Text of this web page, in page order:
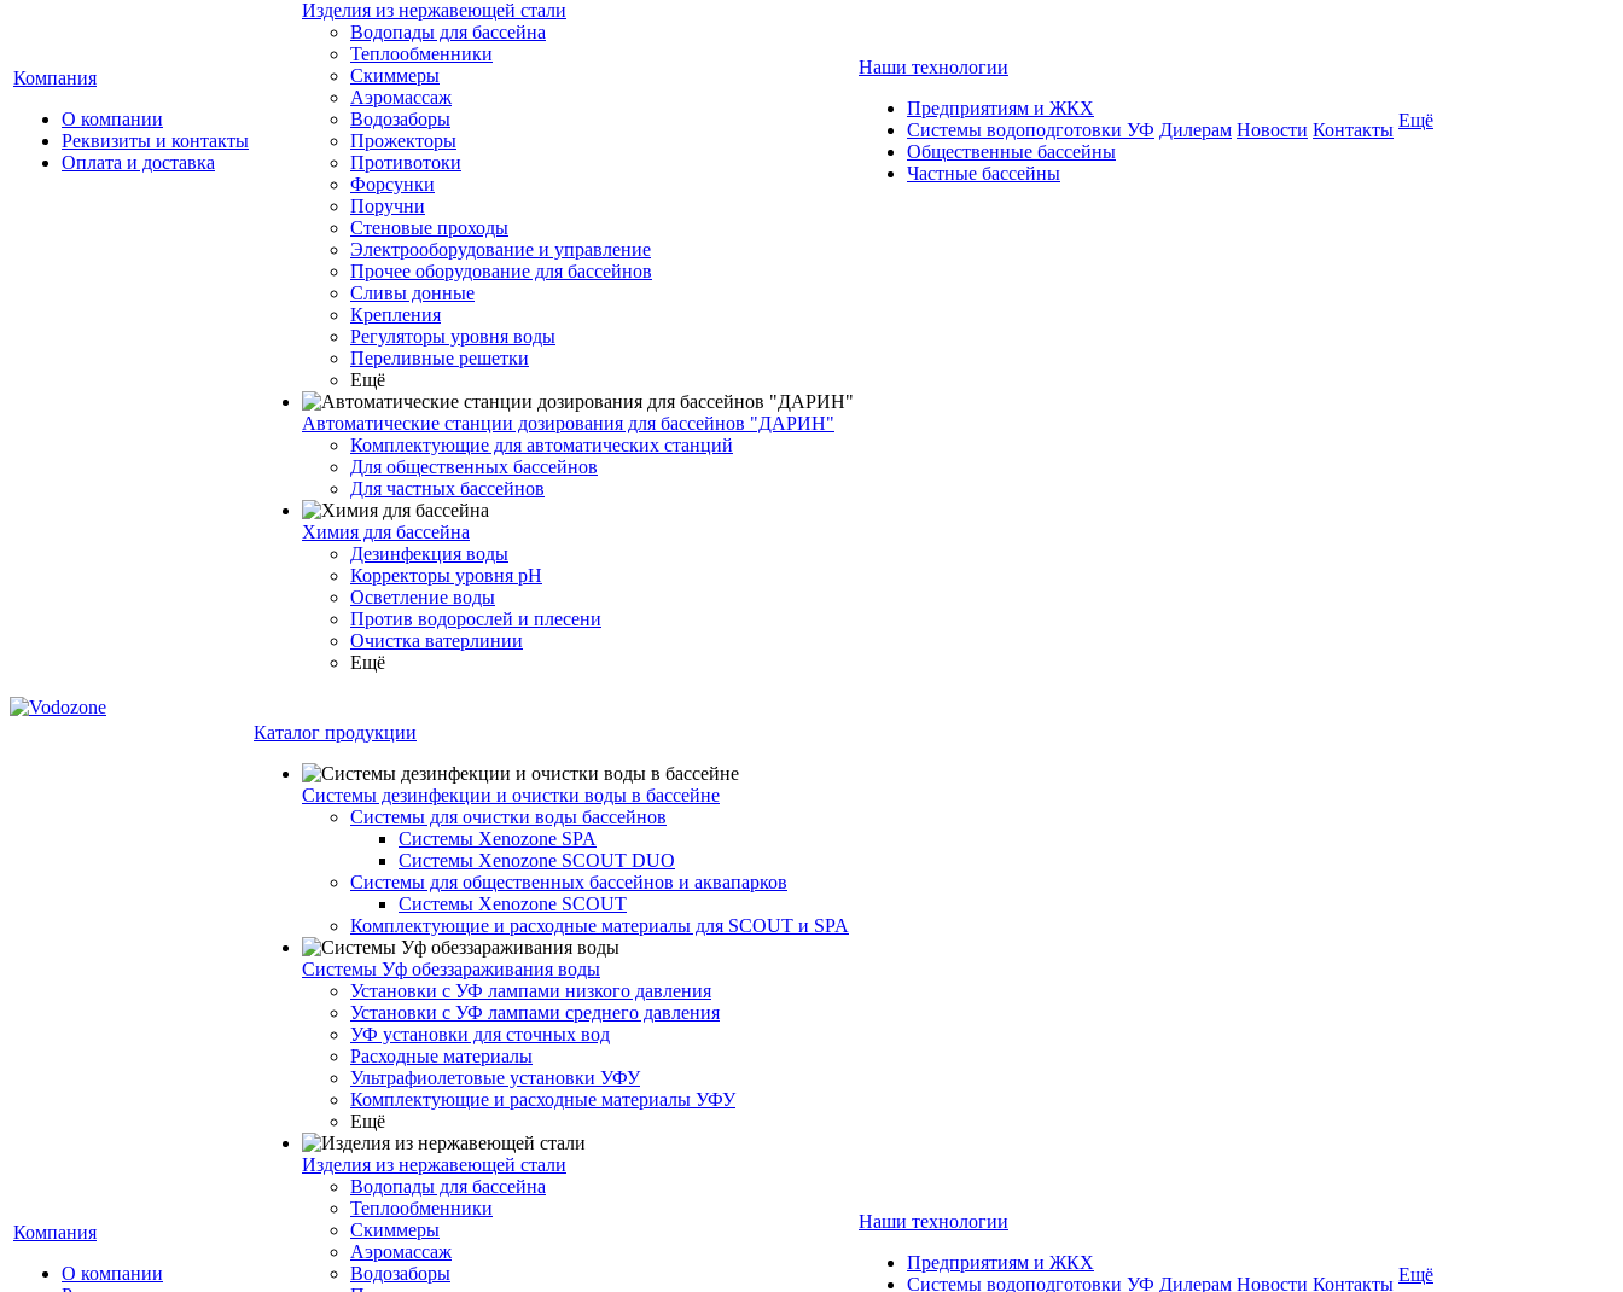
Компания
О компании
Реквизиты и контакты
Оплата и доставка
Изделия из нержавеющей стали
Водопады для бассейна
Теплообменники
Скиммеры
Аэромассаж
Водозаборы
Прожекторы
Противотоки
Форсунки
Поручни
Стеновые проходы
Электрооборудование и управление
Прочее оборудование для бассейнов
Сливы донные
Крепления
Регуляторы уровня воды
Переливные решетки
Ещё
Автоматические станции дозирования для бассейнов "ДАРИН"
Комплектующие для автоматических станций
Для общественных бассейнов
Для частных бассейнов
Химия для бассейна
Дезинфекция воды
Корректоры уровня pH
Осветление воды
Против водорослей и плесени
Очистка ватерлинии
Ещё
Наши технологии
Предприятиям и ЖКХ
Системы водоподготовки УФ
Общественные бассейны
Частные бассейны
Дилерам Новости Контакты Ещё
Компания
О компании
Каталог продукции
Системы дезинфекции и очистки воды в бассейне
Системы для очистки воды бассейнов
Системы Xenozone SPA
Системы Xenozone SCOUT DUO
Системы для общественных бассейнов и аквапарков
Системы Xenozone SCOUT
Комплектующие и расходные материалы для SCOUT и SPA
Системы Уф обеззараживания воды
Установки с УФ лампами низкого давления
Установки с УФ лампами среднего давления
УФ установки для сточных вод
Расходные материалы
Ультрафиолетовые установки УФУ
Комплектующие и расходные материалы УФУ
Ещё
Изделия из нержавеющей стали
Водопады для бассейна
Теплообменники
Скиммеры
Аэромассаж
Водозаборы
Наши технологии
Предприятиям и ЖКХ
Системы водоподготовки УФ Дилерам Новости Контакты Ещё